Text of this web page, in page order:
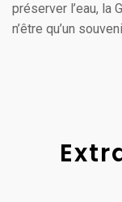
préserver l’eau, la
n’être qu’un